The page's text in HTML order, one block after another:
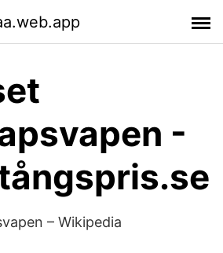
-
– Wikipedia